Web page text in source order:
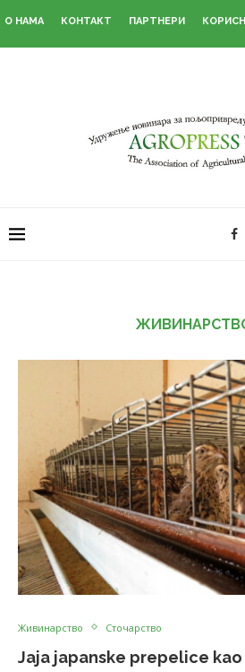
О НАМА КОНТАКТ ПАРТНЕРИ
Живинарство Сточарство
Jaja japanske prepelice